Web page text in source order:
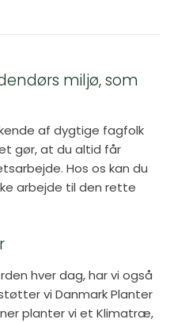
miljø, som
af dygtige fagfolk
gør, at du altid får
Hos os kan du
arbejde til den rette
hver dag, har vi også
vi Danmark Planter
planter vi et Klimatræ,